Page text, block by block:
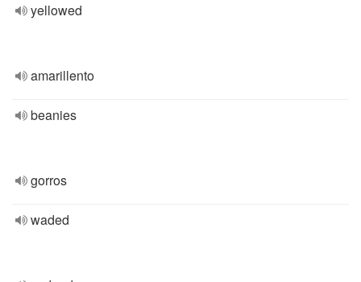
yellowed
amarillento
beanies
gorros
waded